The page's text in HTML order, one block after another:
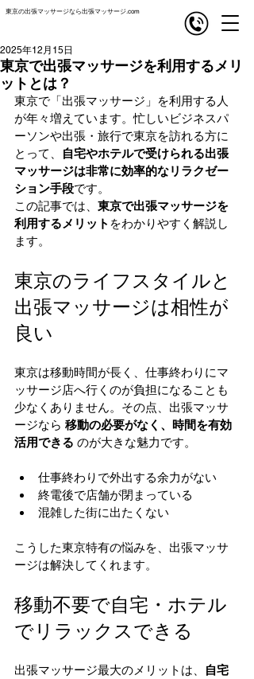
出張マッサージ com
東京の出張マッサージなら出張マッサージ.com
東京で出張マッサージを利用するメリ
ットとは？
2025年12月15日
東京で「出張マッサージ」を利用する人
が年々増えています。忙しいビジネスパ
ーソンや出張・旅行で東京を訪れる方に
とって、
自宅やホテルで受けられる出張
マッサージは非常に効率的なリラクゼー
ション手段です。
この記事では、 東京で出張マッサージを
利用するメリット をわかりやすく解説し
ます。
東京のライフスタイルと
出張マッサージは相性が
良い
東京は移動時間が長く、仕事終わりにマ
ッサージ店へ行くのが負担になることも
少なくありません。その点、出張マッサ
ージなら 移動の必要がなく、時間を有効
活用できる のが大きな魅力です。
仕事終わりで外出する余力がない
終電後で店舗が閉まっている
混雑した街に出たくない
こうした東京特有の悩みを、出張マッサ
ージは解決してくれます。
移動不要で自宅・ホテル
でリラックスできる
出張マッサージ最大のメリットは、
自宅